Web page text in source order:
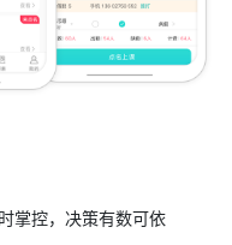
掌控，决策有数可依